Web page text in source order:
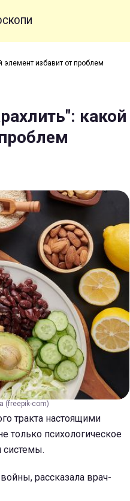
элемент избавит от проблем
какой
(freepik-com)
тракта настоящими
только психологическое
системы.
рассказала врач-